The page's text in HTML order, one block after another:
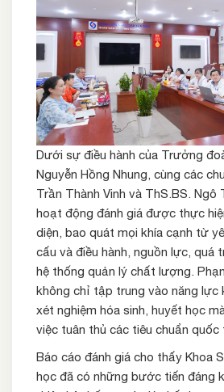
Dưới sự điều hành của Trưởng
Nguyễn Hồng Nhung, cùng các
Trần Thành Vinh và ThS.BS. Ngô
hoạt động đánh giá được thực
diện, bao quát mọi khía cạnh từ
cấu và điều hành, nguồn lực, quá
hệ thống quản lý chất lượng.
không chỉ tập trung vào năng lực
xét nghiệm hóa sinh, huyết học
việc tuân thủ các tiêu chuẩn quốc
Báo cáo đánh giá cho thấy Khoa
học đã có những bước tiến đáng